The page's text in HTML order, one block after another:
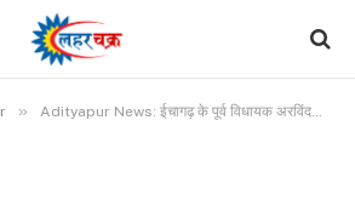
» Adityapur News: ईचागढ़ के पूर्व विधायक अरविंद सिंह की मां का 92 साल की उम्र में निधन, अंतिम संस्कार 17 नवंबर को